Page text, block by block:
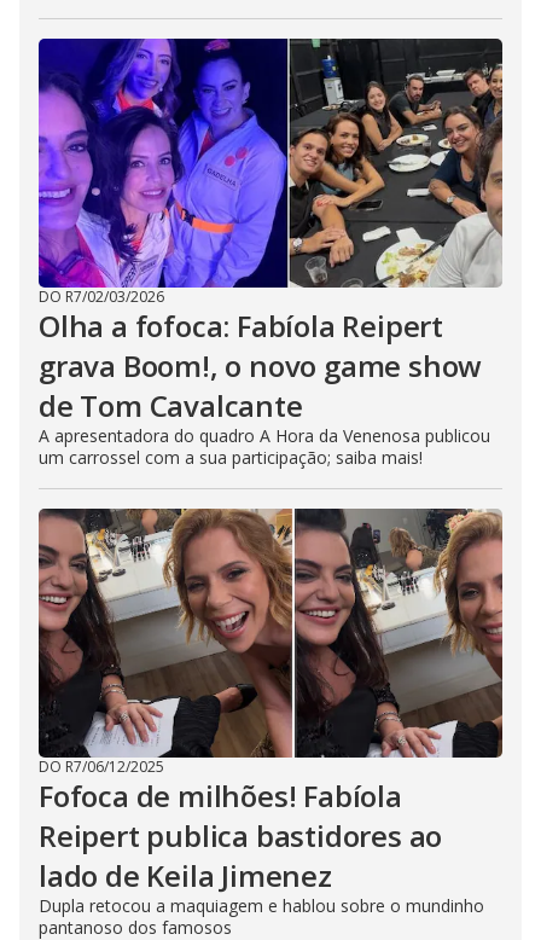
DO R7/02/03/2026
Olha a fofoca: Fabíola Reipert
grava Boom!, o novo game show
de Tom Cavalcante
A apresentadora do quadro A Hora da Venenosa publicou
um carrossel com a sua participação; saiba mais!
DO R7/06/12/2025
Fofoca de milhões! Fabíola
Reipert publica bastidores ao
lado de Keila Jimenez
Dupla retocou a maquiagem e hablou sobre o mundinho
pantanoso dos famosos